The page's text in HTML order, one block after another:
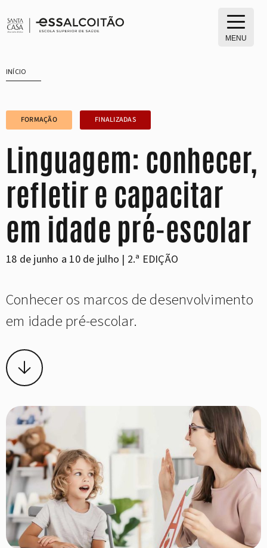
para
MENU
INÍCIO
FORMAÇÃO FINALIZADAS
Linguagem: conhecer,
refletir e capacitar
em idade pré-escolar
18 de junho a 10 de julho | 2.ª EDIÇÃO
Conhecer os marcos de desenvolvimento
em idade pré-escolar.